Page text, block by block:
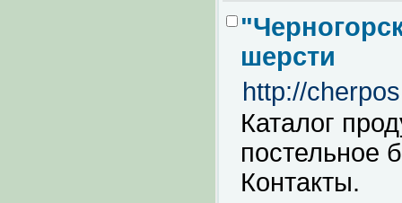
шерсти
http://
Каталог
постельное
Контакты.